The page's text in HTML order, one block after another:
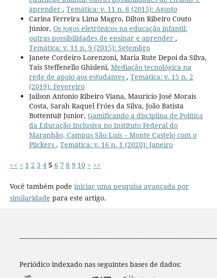
aprender , Temática: v. 11 n. 8 (2015): Agosto
Carina Ferreira Lima Magro, Dilton Ribeiro Couto
Júnior, Os jogos eletrônicos na educação infantil:
outras possibilidades de ensinar e aprender ,
Temática: v. 11 n. 9 (2015): Setembro
Janete Cordeiro Lorenzoni, Maria Rute Depoi da Silva,
Taís Steffenello Ghisleni, Mediação tecnológica na
rede de apoio aos estudantes , Temática: v. 15 n. 2
(2019): Fevereiro
Jailson Antonio Ribeiro Viana, Maurício José Morais
Costa, Sarah Raquel Fróes da Silva, João Batista
Bottentuit Junior, Gamificando a disciplina de Política
da Educação Inclusiva no Instituto Federal do
Maranhão, Campus São Luís – Monte Castelo com o
Plickers , Temática: v. 16 n. 1 (2020): Janeiro
<< < 1 2 3 4 5 6 7 8 9 10 > >>
Você também pode iniciar uma pesquisa avançada por
similaridade para este artigo.
Periódico indexado nas seguintes bases de dados: